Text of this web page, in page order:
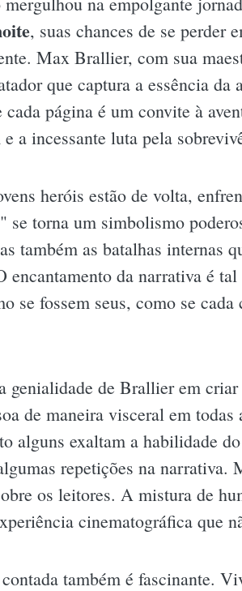
, suas chances de se perder
Max Brallier, com sua
que captura a essência da
página é um convite à
a incessante luta pela
heróis estão de volta,
torna um simbolismo
também as batalhas internas
da narrativa é
se fossem seus, como se
genialidade de Brallier em
de maneira visceral em
alguns exaltam a habilidade
repetições na narrativa.
os leitores. A mistura de
cinematográfica que
também é fascinante.